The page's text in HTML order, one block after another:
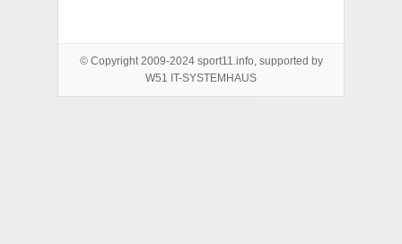
© Copyright 2009-2024 sport11.info, supported by
W51 IT-SYSTEMHAUS